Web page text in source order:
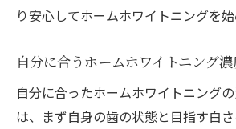
り安心してホームホワイトニングを始
自分に合うホームホワイトニング
自分に合ったホームホワイトニング
は、まず自身の歯の状態と目指す白